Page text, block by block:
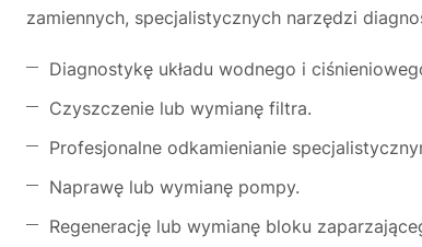
zamiennych, specjalistycznych narzędzi
Diagnostykę układu wodnego i
Czyszczenie lub wymianę filtra.
Profesjonalne odkamienianie
Naprawę lub wymianę pompy.
Regenerację lub wymianę bloku